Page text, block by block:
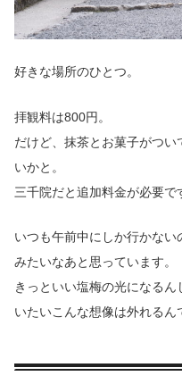
好きな場所のひとつ。
拝観料は800円。
だけど、抹茶とお菓子がつ
いかと。
三千院だと追加料金が必要で
いつも午前中にしか行かな
みたいなあと思っています。
きっといい塩梅の光になる
いたいこんな想像は外れるん